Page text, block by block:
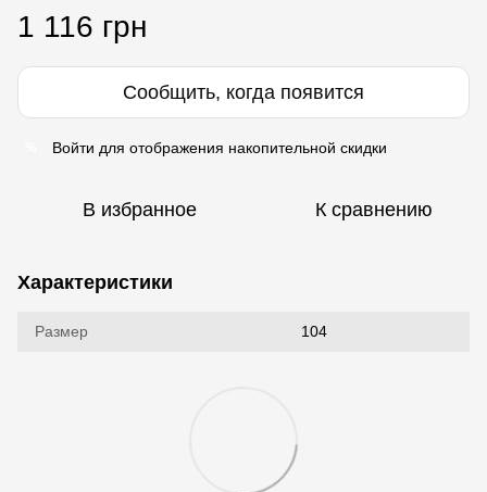
1 116 грн
Сообщить, когда появится
Войти для отображения накопительной скидки
В избранное К сравнению
Характеристики
Размер 104